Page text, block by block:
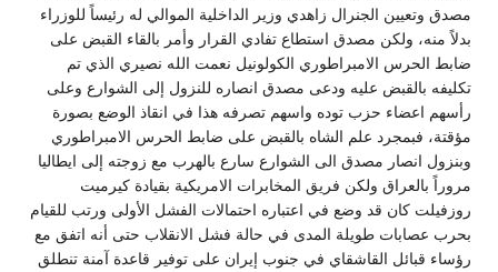
مصدق وتعيين الجنرال زاهدي وزير الداخلية الموالي له رئيساً للوزراء
بدلاً منه، ولكن مصدق استطاع تفادي القرار وأمر بالقاء القبض على
ضابط الحرس الامبراطوري الكولونيل نعمت الله نصيري الذي تم
تكليفه بالقبض عليه ودعى مصدق انصاره للنزول إلى الشوارع وعلى
رأسهم اعضاء حزب توده واسهم تصرفه هذا في انقاذ الوضع بصورة
مؤقتة، فبمجرد علم الشاه بالقبض على ضابط الحرس الامبراطوري
وبنزول انصار مصدق الى الشوارع سارع بالهرب مع زوجته إلى ايطاليا
مروراً بالعراق ولكن فريق المخابرات الامريكية بقيادة كيرميت
روزفيلت كان قد وضع في اعتباره احتمالات الفشل الأولى ورتب للقيام
بحرب عصابات طويلة المدى في حالة فشل الانقلاب حتى أنه اتفق مع
رؤساء قبائل القاشقاي في جنوب إيران على توفير قاعدة آمنة تنطلق